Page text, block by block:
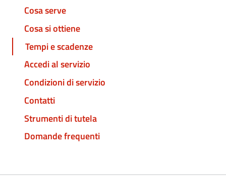
Cosa serve
Cosa si ottiene
Tempi e scadenze
Accedi al servizio
Condizioni di servizio
Contatti
Strumenti di tutela
Domande frequenti